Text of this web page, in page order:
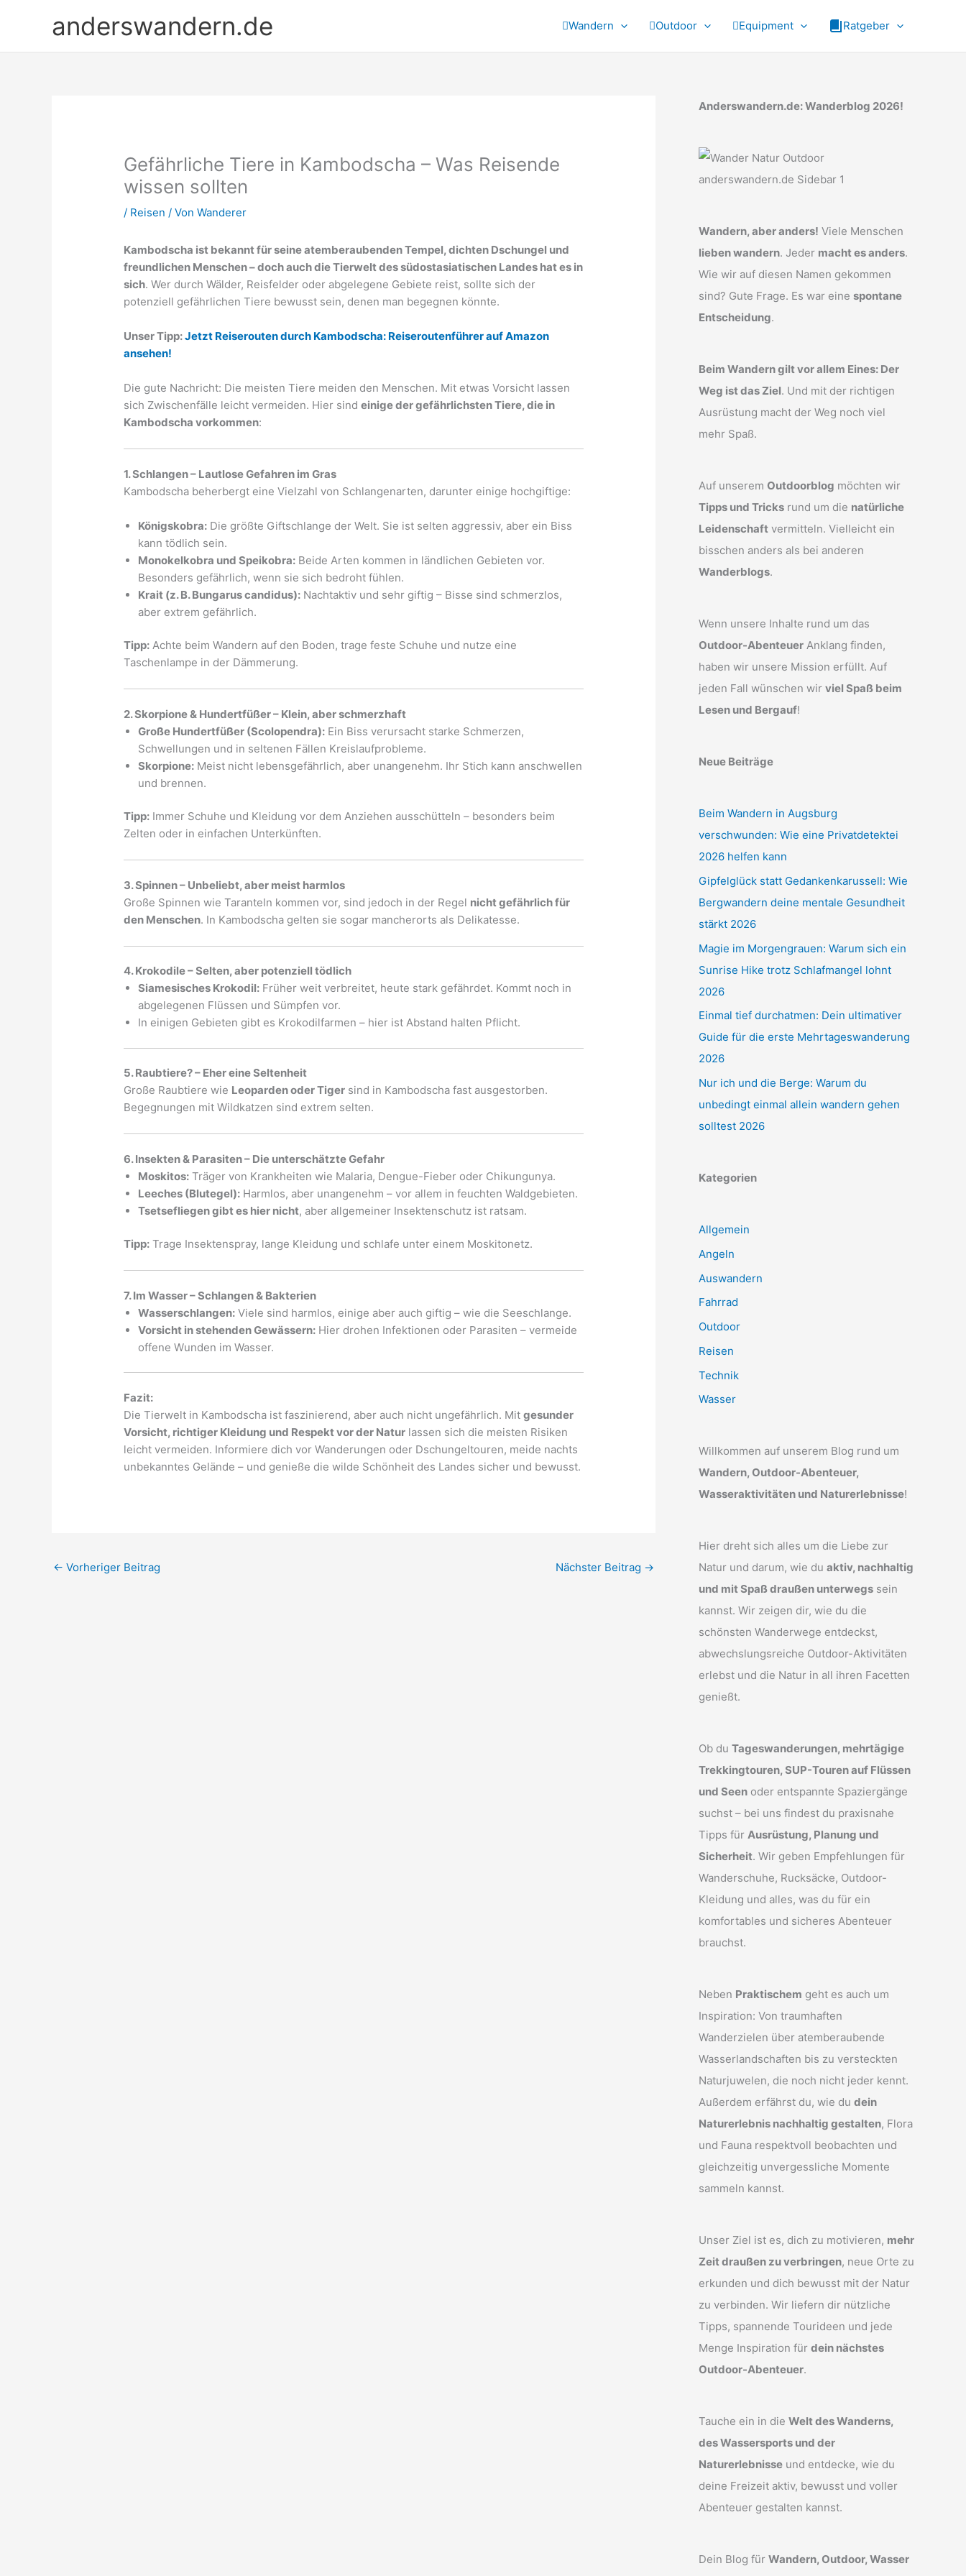
anderswandern.de Wandern Outdoor Equipment Ratgeber
Gefährliche Tiere in Kambodscha – Was Reisende
wissen sollten
/ Reisen / VonWanderer
Kambodscha ist bekannt für seine atemberaubenden Tempel, dichten Dschungel und
freundlichen Menschen – doch auch die Tierwelt des südostasiatischen Landes hat es in
sich. Wer durch Wälder, Reisfelder oder abgelegene Gebiete reist, sollte sich der
potenziell gefährlichen Tiere bewusst sein, denen man begegnen könnte.
Unser Tipp:Jetzt Reiserouten durch Kambodscha: Reiseroutenführer auf Amazon
ansehen!
Die gute Nachricht: Die meisten Tiere meiden den Menschen. Mit etwas Vorsicht lassen
sich Zwischenfälle leicht vermeiden. Hier sindeinige der gefährlichsten Tiere, die in
Kambodscha vorkommen:
1. Schlangen – Lautlose Gefahren im Gras
Kambodscha beherbergt eine Vielzahl von Schlangenarten, darunter einige hochgiftige:
Königskobra: Die größte Giftschlange der Welt. Sie ist selten aggressiv, aber ein Biss
kann tödlich sein.
Monokelkobra und Speikobra: Beide Arten kommen in ländlichen Gebieten vor.
Besonders gefährlich, wenn sie sich bedroht fühlen.
Krait (z. B. Bungarus candidus): Nachtaktiv und sehr giftig – Bisse sind schmerzlos,
aber extrem gefährlich.
Tipp: Achte beim Wandern auf den Boden, trage feste Schuhe und nutze eine
Taschenlampe in der Dämmerung.
2. Skorpione & Hundertfüßer – Klein, aber schmerzhaft
Große Hundertfüßer (Scolopendra): Ein Biss verursacht starke Schmerzen,
Schwellungen und in seltenen Fällen Kreislaufprobleme.
Skorpione: Meist nicht lebensgefährlich, aber unangenehm. Ihr Stich kann anschwellen
und brennen.
Tipp: Immer Schuhe und Kleidung vor dem Anziehen ausschütteln – besonders beim
Zelten oder in einfachen Unterkünften.
3. Spinnen – Unbeliebt, aber meist harmlos
Große Spinnen wie Taranteln kommen vor, sind jedoch in der Regel nicht gefährlich für
den Menschen. In Kambodscha gelten sie sogar mancherorts als Delikatesse.
4. Krokodile – Selten, aber potenziell tödlich
Siamesisches Krokodil: Früher weit verbreitet, heute stark gefährdet. Kommt noch in
abgelegenen Flüssen und Sümpfen vor.
In einigen Gebieten gibt es Krokodilfarmen – hier ist Abstand halten Pflicht.
5. Raubtiere? – Eher eine Seltenheit
Große Raubtiere wie Leoparden oder Tiger sind in Kambodscha fast ausgestorben.
Begegnungen mit Wildkatzen sind extrem selten.
6. Insekten & Parasiten – Die unterschätzte Gefahr
Moskitos: Träger von Krankheiten wie Malaria, Dengue-Fieber oder Chikungunya.
Leeches (Blutegel): Harmlos, aber unangenehm – vor allem in feuchten Waldgebieten.
Tsetsefliegen gibt es hier nicht, aber allgemeiner Insektenschutz ist ratsam.
Tipp: Trage Insektenspray, lange Kleidung und schlafe unter einem Moskitonetz.
7. Im Wasser – Schlangen & Bakterien
Wasserschlangen: Viele sind harmlos, einige aber auch giftig – wie die Seeschlange.
Vorsicht in stehenden Gewässern: Hier drohen Infektionen oder Parasiten – vermeide
offene Wunden im Wasser.
Fazit:
Die Tierwelt in Kambodscha ist faszinierend, aber auch nicht ungefährlich. Mitgesunder
Vorsicht, richtiger Kleidung und Respekt vor der Natur lassen sich die meisten Risiken
leicht vermeiden. Informiere dich vor Wanderungen oder Dschungeltouren, meide nachts
unbekanntes Gelände – und genieße die wilde Schönheit des Landes sicher und bewusst.
← Vorheriger Beitrag Nächster Beitrag →
Anderswandern.de: Wanderblog 2026!
Wandern, aber anders! Viele Menschen
lieben wandern. Jeder macht es anders.
Wie wir auf diesen Namen gekommen
sind? Gute Frage. Es war eine spontane
Entscheidung.
Beim Wandern gilt vor allem Eines: Der
Weg ist das Ziel. Und mit der richtigen
Ausrüstung macht der Weg noch viel
mehr Spaß.
Auf unserem Outdoorblog möchten wir
Tipps und Tricks rund um die natürliche
Leidenschaft vermitteln. Vielleicht ein
bisschen anders als bei anderen
Wanderblogs.
Wenn unsere Inhalte rund um das
Outdoor-Abenteuer Anklang finden,
haben wir unsere Mission erfüllt. Auf
jeden Fall wünschen wir viel Spaß beim
Lesen und Bergauf!
Neue Beiträge
Beim Wandern in Augsburg
verschwunden: Wie eine Privatdetektei
2026 helfen kann
Gipfelglück statt Gedankenkarussell: Wie
Bergwandern deine mentale Gesundheit
stärkt 2026
Magie im Morgengrauen: Warum sich ein
Sunrise Hike trotz Schlafmangel lohnt
2026
Einmal tief durchatmen: Dein ultimativer
Guide für die erste Mehrtageswanderung
2026
Nur ich und die Berge: Warum du
unbedingt einmal allein wandern gehen
solltest 2026
Kategorien
Allgemein
Angeln
Auswandern
Fahrrad
Outdoor
Reisen
Technik
Wasser
Willkommen auf unserem Blog rund um
Wandern, Outdoor-Abenteuer,
Wasseraktivitäten und Naturerlebnisse!
Hier dreht sich alles um die Liebe zur
Natur und darum, wie du aktiv, nachhaltig
und mit Spaß draußen unterwegs sein
kannst. Wir zeigen dir, wie du die
schönsten Wanderwege entdeckst,
abwechslungsreiche Outdoor-Aktivitäten
erlebst und die Natur in all ihren Facetten
genießt.
Ob du Tageswanderungen, mehrtägige
Trekkingtouren, SUP-Touren auf Flüssen
und Seen oder entspannte Spaziergänge
suchst – bei uns findest du praxisnahe
Tipps für Ausrüstung, Planung und
Sicherheit. Wir geben Empfehlungen für
Wanderschuhe, Rucksäcke, Outdoor-
Kleidung und alles, was du für ein
komfortables und sicheres Abenteuer
brauchst.
Neben Praktischem geht es auch um
Inspiration: Von traumhaften
Wanderzielen über atemberaubende
Wasserlandschaften bis zu versteckten
Naturjuwelen, die noch nicht jeder kennt.
Außerdem erfährst du, wie du dein
Naturerlebnis nachhaltig gestalten, Flora
und Fauna respektvoll beobachten und
gleichzeitig unvergessliche Momente
sammeln kannst.
Unser Ziel ist es, dich zu motivieren, mehr
Zeit draußen zu verbringen, neue Orte zu
erkunden und dich bewusst mit der Natur
zu verbinden. Wir liefern dir nützliche
Tipps, spannende Tourideen und jede
Menge Inspiration für dein nächstes
Outdoor-Abenteuer.
Tauche ein in die Welt des Wanderns,
des Wassersports und der
Naturerlebnisse und entdecke, wie du
deine Freizeit aktiv, bewusst und voller
Abenteuer gestalten kannst.
Dein Blog für Wandern, Outdoor, Wasser